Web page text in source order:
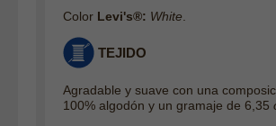
Color Levi's®: White
TEJIDO
Agradable y suave con una
100% algodón y un gramaje de 6,35